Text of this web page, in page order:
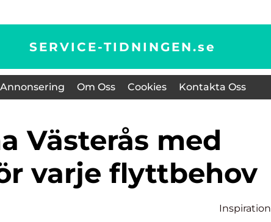
SERVICE-TIDNINGEN.se
Annonsering Om Oss Cookies Kontakta Oss
varje flyttbehov
Inspiration